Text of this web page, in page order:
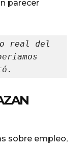
parecer
real del
sobre empleo,